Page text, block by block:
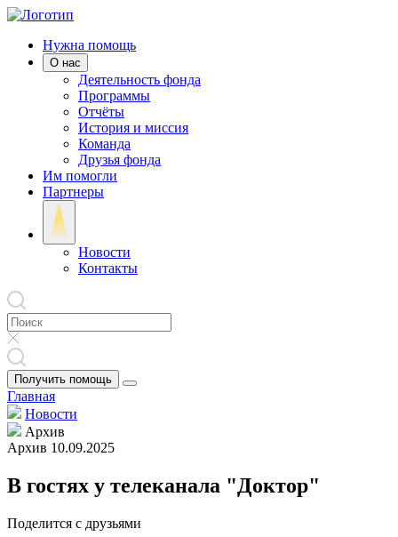
Нужна помощь
О нас
Деятельность фонда
Программы
Отчёты
История и миссия
Команда
Друзья фонда
Им помогли
Партнеры
Новости
Контакты
Получить помощь
Главная
Новости
Архив
Архив 10.09.2025
В гостях у телеканала "Доктор"
Поделится с друзьями